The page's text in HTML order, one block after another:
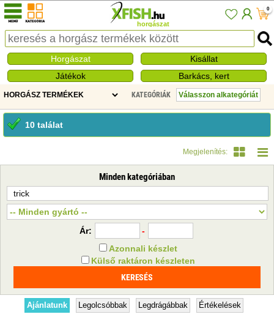
horgászat
0
Horgászat
Kisállat
Játékok
Barkács, kert
KATEGÓRIÁK
10 találat
Megjelenítés:
Minden kategóriában
Ár:
-
Azonnali készlet
Külső raktáron készleten
Ajánlatunk Legolcsóbbak Legdrágábbak Értékelések